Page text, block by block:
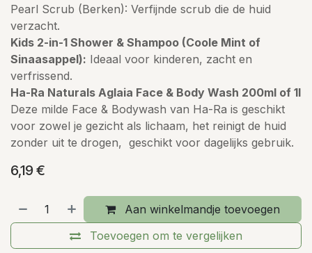
Pearl Scrub (Berken): Verfijnde scrub die de huid
verzacht.
Kids 2-in-1 Shower & Shampoo (Coole Mint of
Sinaasappel): Ideaal voor kinderen, zacht en
verfrissend.
Ha-Ra Naturals Aglaia Face & Body Wash 200ml of 1l
Deze milde Face & Bodywash van Ha-Ra is geschikt
voor zowel je gezicht als lichaam, het reinigt de huid
zonder uit te drogen, geschikt voor dagelijks gebruik.
6,19€
Aan winkelmandje toevoegen
Toevoegen om te vergelijken